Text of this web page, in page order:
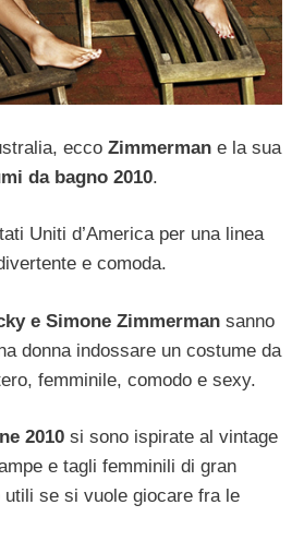
ecco Zimmerman e la sua
da bagno 2010.
Uniti d’America per una linea
e comoda.
e Simone Zimmerman sanno
donna indossare un costume da
femminile, comodo e sexy.
2010 si sono ispirate al vintage
e tagli femminili di gran
utili se si vuole giocare fra le